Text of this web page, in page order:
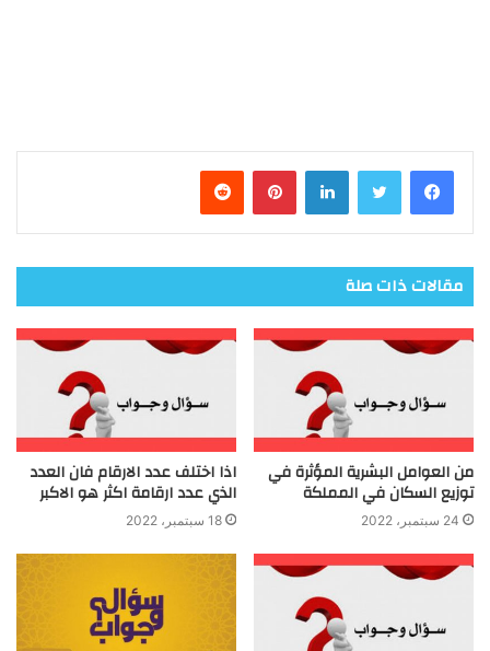
فيسبوك تويتر لينكدإن بينتيريست
مقالات ذات صلة
من العوامل البشرية المؤثرة في
توزيع السكان في المملكة
24 سبتمبر، 2022
اذا اختلف عدد الارقام فان العدد
الذي عدد ارقامة اكثر هو الاكبر
18 سبتمبر، 2022